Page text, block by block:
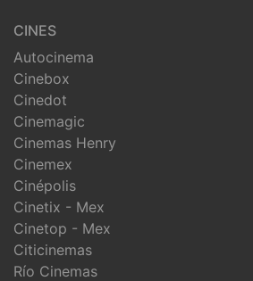
CINES
Autocinema
Cinebox
Cinedot
Cinemagic
Cinemas Henry
Cinemex
Cinépolis
Cinetix - Mex
Cinetop - Mex
Citicinemas
Río Cinemas